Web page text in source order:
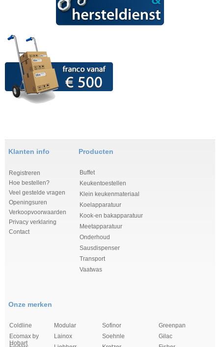
Klanten info
Registreren
Hoe bestellen?
Veel gestelde vragen
Openingsuren
Verkoopvoorwaarden
Privacy verklaring
Contact
Producten
Buffet
Keukentoestellen
Klein keukenmateriaal
Koelapparatuur
Kook-en bakapparatuur
Meetapparatuur
Onderhoud
Sausdispenser
Transport
Vaatwas
Onze merken
Coldline Modular Sofinor
Greenpan
Ecomax by
Hobart
Lainox Soehnle
Gilac